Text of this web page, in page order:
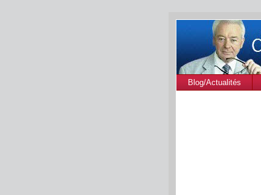
Blog/Actualités